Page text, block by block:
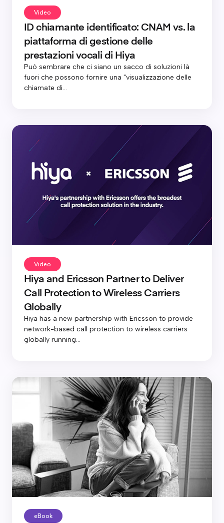
Video
ID chiamante identificato: CNAM vs. la
piattaforma di gestione delle
prestazioni vocali di Hiya
Può sembrare che ci siano un sacco di soluzioni là
fuori che possono fornire una "visualizzazione delle
chiamate di...
Video
Hiya and Ericsson Partner to Deliver
Call Protection to Wireless Carriers
Globally
Hiya has a new partnership with Ericsson to provide
network-based call protection to wireless carriers
globally running...
eBook